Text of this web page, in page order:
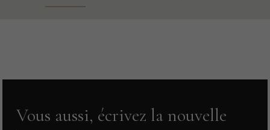
RSE FORMATION CSRD
Vous aussi, écrivez la nouvelle